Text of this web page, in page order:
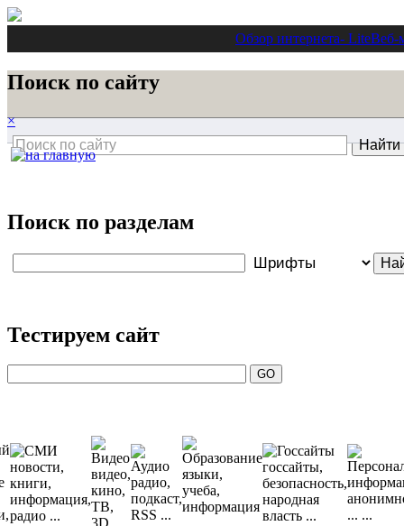
Обзор интернета- LiteВеб-
Поиск по сайту
×
Поиск по разделам
Тестируем сайт